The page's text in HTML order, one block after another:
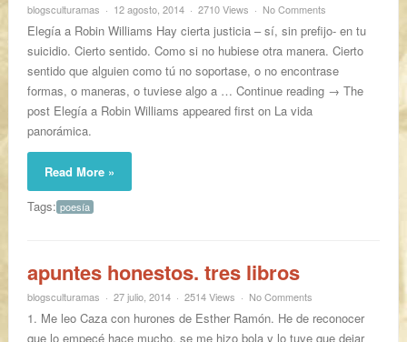
blogsculturamas 12 agosto, 2014 2710 Views No Comments
Elegía a Robin Williams Hay cierta justicia – sí, sin prefijo- en tu
suicidio. Cierto sentido. Como si no hubiese otra manera. Cierto
sentido que alguien como tú no soportase, o no encontrase
formas, o maneras, o tuviese algo a … Continue reading → The
post Elegía a Robin Williams appeared first on La vida
panorámica.
Read More »
Tags: poesía
apuntes honestos. tres libros
blogsculturamas 27 julio, 2014 2514 Views No Comments
1. Me leo Caza con hurones de Esther Ramón. He de reconocer
que lo empecé hace mucho, se me hizo bola y lo tuve que dejar